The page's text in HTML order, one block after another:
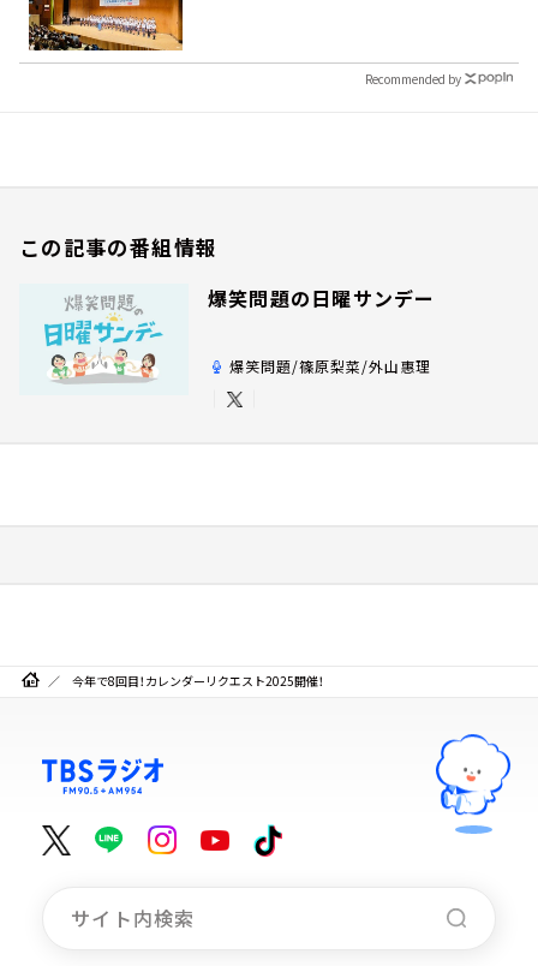
Recommended by
この記事の番組情報
爆笑問題の日曜サンデー
爆笑問題/篠原梨菜/外山惠理
今年で8回目！カレンダーリクエスト2025開催！